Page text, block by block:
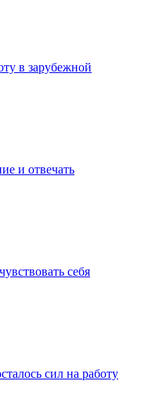
в зарубежной
и отвечать
себя
сил на работу